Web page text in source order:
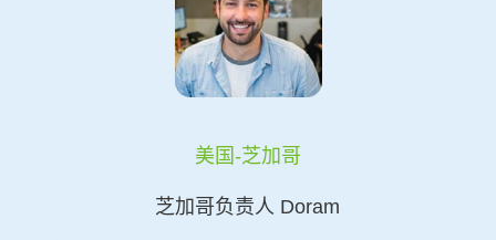
美国-芝加哥
芝加哥负责人 Doram